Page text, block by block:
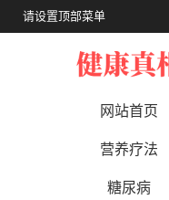
请设置顶部菜单
网站首页
营养疗法
糖尿病